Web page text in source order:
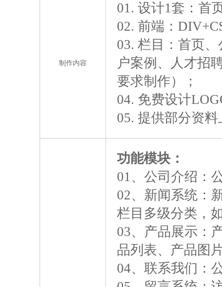
制作内容
01. 设计1套：首
02. 前端：
03. 栏目：首页
户案例、人才招
要求制作）；
04. 免费设计
05. 提供部分资
功能模块：
01、公司介绍：
02、新闻系统：
栏目多级分类，
03、产品展示：
品列表、产品图
04、联系我们：